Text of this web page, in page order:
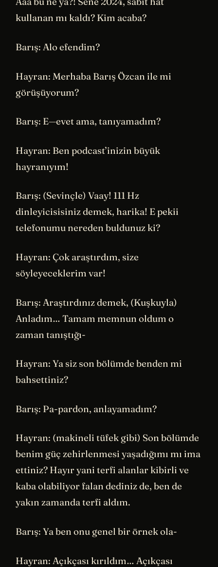
kullanan mı kaldı? Kim acaba?
Barış: Alo efendim?
Hayran: Merhaba Barış Özcan ile mi
görüşüyorum?
Barış: E—evet ama, tanıyamadım?
Hayran: Ben podcast’inizin büyük
hayranıyım!
Barış: (Sevinçle) Vaay! 111 Hz
dinleyicisisiniz demek, harika! E pekii
telefonumu nereden buldunuz ki?
Hayran: Çok araştırdım, size
söyleyeceklerim var!
Barış: Araştırdınız demek, (Kuşkuyla)
Anladım… Tamam memnun oldum o
zaman tanıştığı-
Hayran: Ya siz son bölümde benden mi
bahsettiniz?
Barış: Pa-pardon, anlayamadım?
Hayran: (makineli tüfek gibi) Son bölümde
benim güç zehirlenmesi yaşadığımı mı ima
ettiniz? Hayır yani terfi alanlar kibirli ve
kaba olabiliyor falan dediniz de, ben de
yakın zamanda terfi aldım.
Barış: Ya ben onu genel bir örnek ola-
Hayran: Açıkçası kırıldım… Açıkçası